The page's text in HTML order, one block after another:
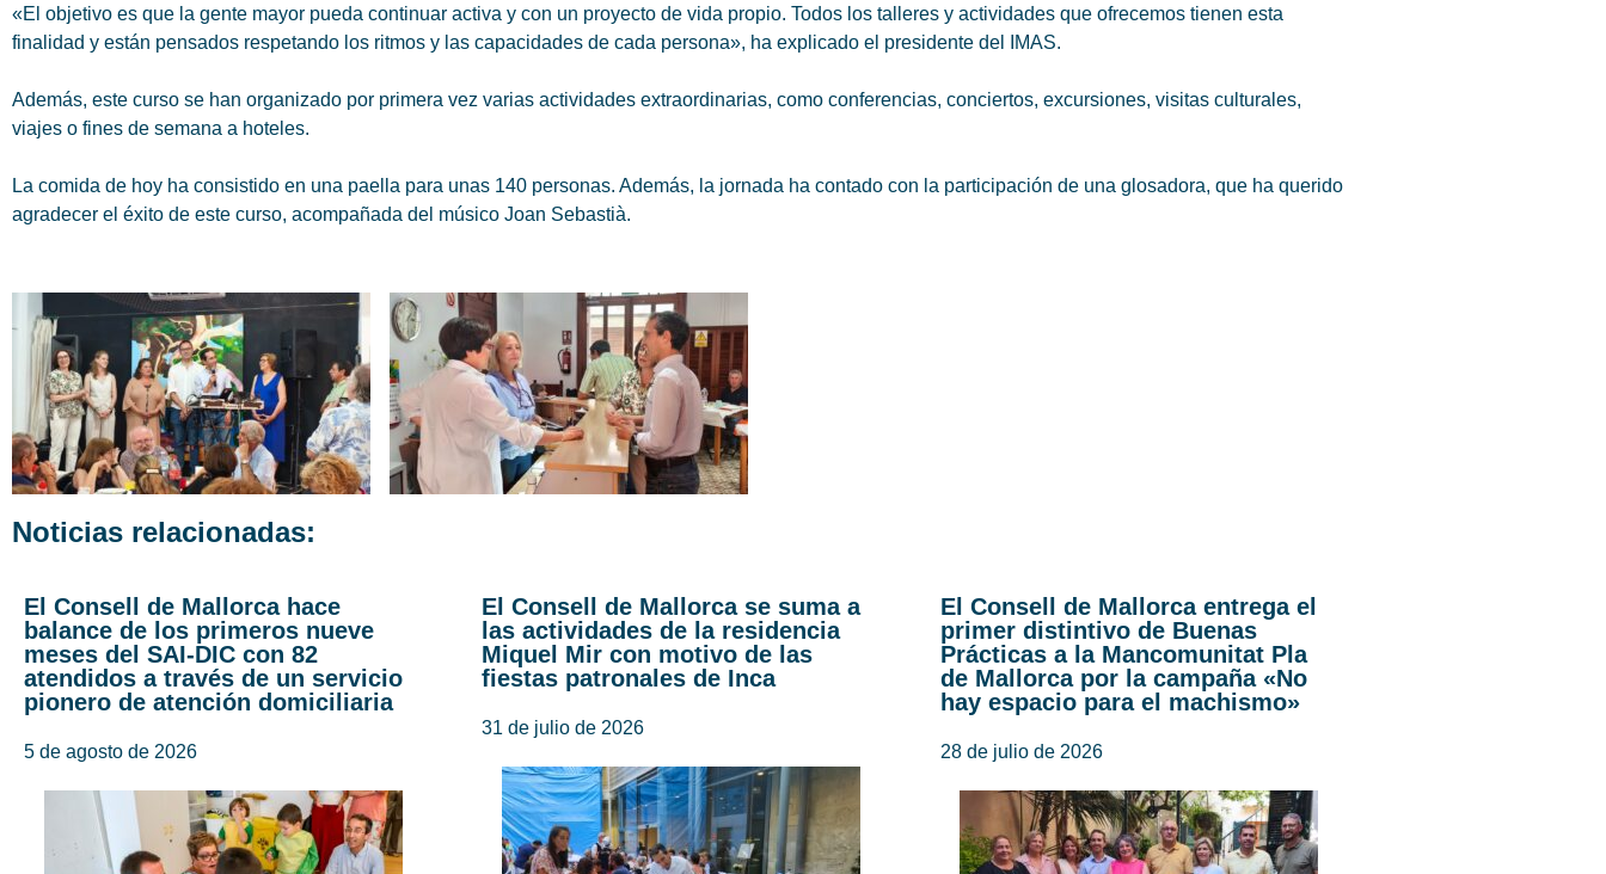
«El objetivo es que la gente mayor pueda continuar activa y con un proyecto de vida propio. Todos los talleres y actividades que ofrecemos tienen esta
finalidad y están pensados respetando los ritmos y las capacidades de cada persona», ha explicado el presidente del IMAS.
Además, este curso se han organizado por primera vez varias actividades extraordinarias, como conferencias, conciertos, excursiones, visitas culturales,
viajes o fines de semana a hoteles.
La comida de hoy ha consistido en una paella para unas 140 personas. Además, la jornada ha contado con la participación de una glosadora, que ha querido
agradecer el éxito de este curso, acompañada del músico Joan Sebastià.
Noticias relacionadas:
El Consell de Mallorca hace
balance de los primeros nueve
meses del SAI-DIC con 82
atendidos a través de un servicio
pionero de atención domiciliaria
5 de agosto de 2026
El Consell de Mallorca se suma a
las actividades de la residencia
Miquel Mir con motivo de las
fiestas patronales de Inca
31 de julio de 2026
El Consell de Mallorca entrega el
primer distintivo de Buenas
Prácticas a la Mancomunitat Pla
de Mallorca por la campaña «No
hay espacio para el machismo»
28 de julio de 2026